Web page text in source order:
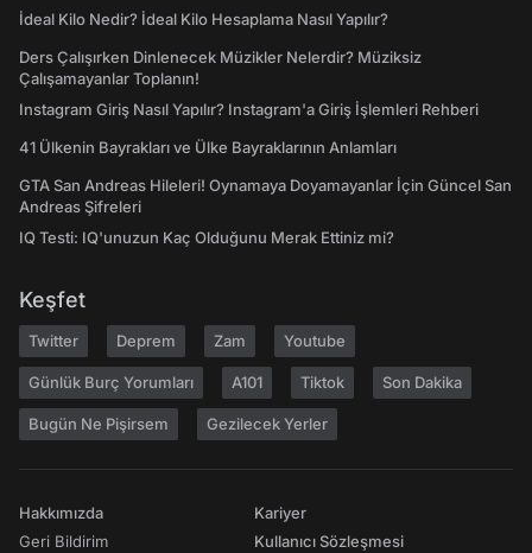
İdeal Kilo Nedir? İdeal Kilo Hesaplama Nasıl Yapılır?
Ders Çalışırken Dinlenecek Müzikler Nelerdir? Müziksiz
Çalışamayanlar Toplanın!
Instagram Giriş Nasıl Yapılır? Instagram'a Giriş İşlemleri Rehberi
41 Ülkenin Bayrakları ve Ülke Bayraklarının Anlamları
GTA San Andreas Hileleri! Oynamaya Doyamayanlar İçin Güncel San
Andreas Şifreleri
IQ Testi: IQ'unuzun Kaç Olduğunu Merak Ettiniz mi?
Keşfet
Twitter Deprem Zam Youtube
Günlük Burç Yorumları A101 Tiktok Son Dakika
Bugün Ne Pişirsem Gezilecek Yerler
Hakkımızda
Geri Bildirim
Kariyer
Kullanıcı Sözleşmesi